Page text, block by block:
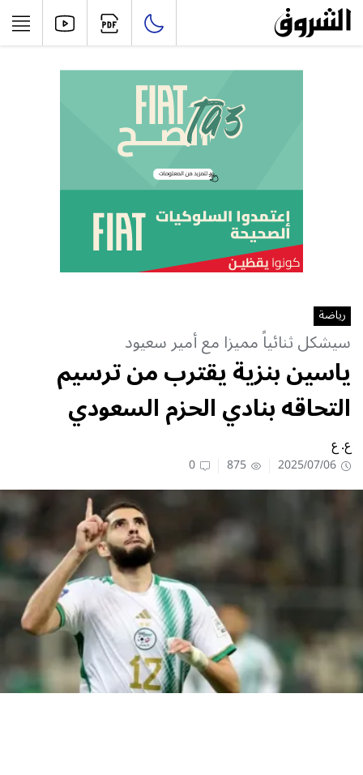
رياضة
سيشكل ثنائياً مميزا مع أمير سعيود
ياسين بنزية يقترب من ترسيم
التحاقه بنادي الحزم السعودي
ع. ع
2025/07/06
875
0